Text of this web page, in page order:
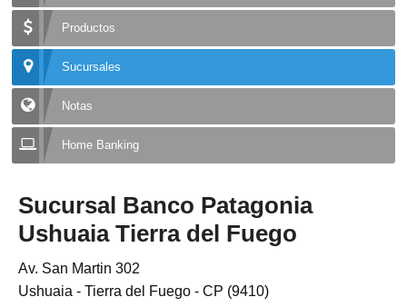
Productos
Sucursales
Notas
Home Banking
Sucursal Banco Patagonia
Ushuaia Tierra del Fuego
Av. San Martin 302
Ushuaia - Tierra del Fuego - CP (9410)